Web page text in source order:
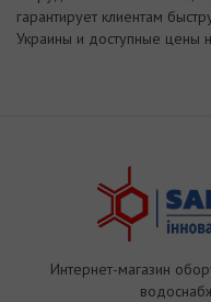
гарантирует клиентам
Украины и доступные цены
Интернет-магазин